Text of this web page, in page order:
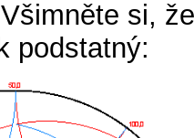
si, že
podstatný: